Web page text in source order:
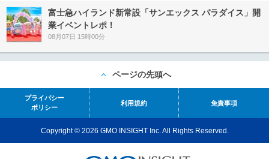
富士急ハイランド新常設「サンエックス パラダイス」開
業イベントレポ！
08月07日 15時00分
ページの先頭へ
プライバシー
ポリシー
利用規約 免責事項
Copyright © 2026 GMO INSIGHT Inc. All Rights Reserved.